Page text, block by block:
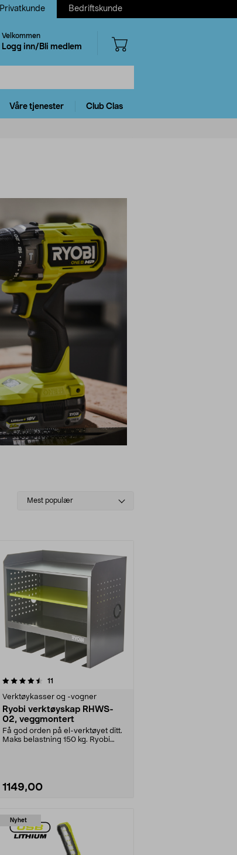
Privatkunde Bedriftskunde
Velkommen
Logg inn/Bli medlem
Våre tjenester Club Clas
Select
Mest populær
11
Verktøykasser og -vogner
Ryobi verktøyskap RHWS-
02, veggmontert
Få god orden på el-verktøyet ditt.
Maks belastning 150 kg. Ryobi
1149,00
Nyhet